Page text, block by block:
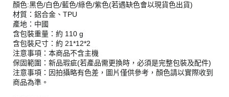
顏色:黑色/白色/藍色/綠色/紫色(若遇缺色會以現貨色出貨)
材質：鋁合金、TPU
產地：中國
含包裝重量：約 110 g
含包裝尺寸：約 21*12*2
注意事項：本商品不含主機
保固範圍：新品瑕疵(若產品需更換時，必須是完整包裝及配件)
注意事項：因拍攝略有色差，圖片僅供參考，顏色請以實際收到
商品為準。